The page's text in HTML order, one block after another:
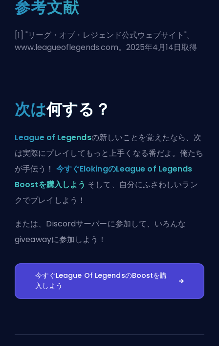
参考文献
[1] "リーグ・オブ・レジェンド公式ウェブサイト"。
www.leagueoflegends.com。2025年4月14日取得
次は何する？
League of Legendsの新しいことを覚えたなら、次
は実際にプレイしてもっと上手くなる番だよ。俺たち
が手伝う！ 今すぐElokingのLeague of Legends
Boostを購入しよう そして、自分にふさわしいラン
クでプレイしよう！
または、 Discordサーバーに参加して、いろんな
giveawayに参加しよう！
今すぐLeague Of LegendsのBoostを購
入しよう